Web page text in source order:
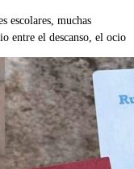
escolares, muchas
entre el descanso, el ocio